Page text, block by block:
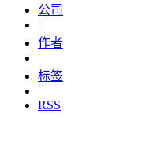
公司
|
作者
|
标签
|
RSS